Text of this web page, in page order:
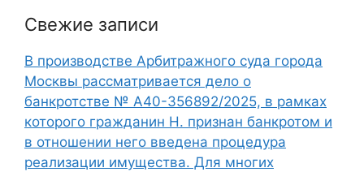
Свежие записи
В производстве Арбитражного суда города
Москвы рассматривается дело о
банкротстве № А40-356892/2025, в рамках
которого гражданин Н. признан банкротом и
в отношении него введена процедура
реализации имущества. Для многих